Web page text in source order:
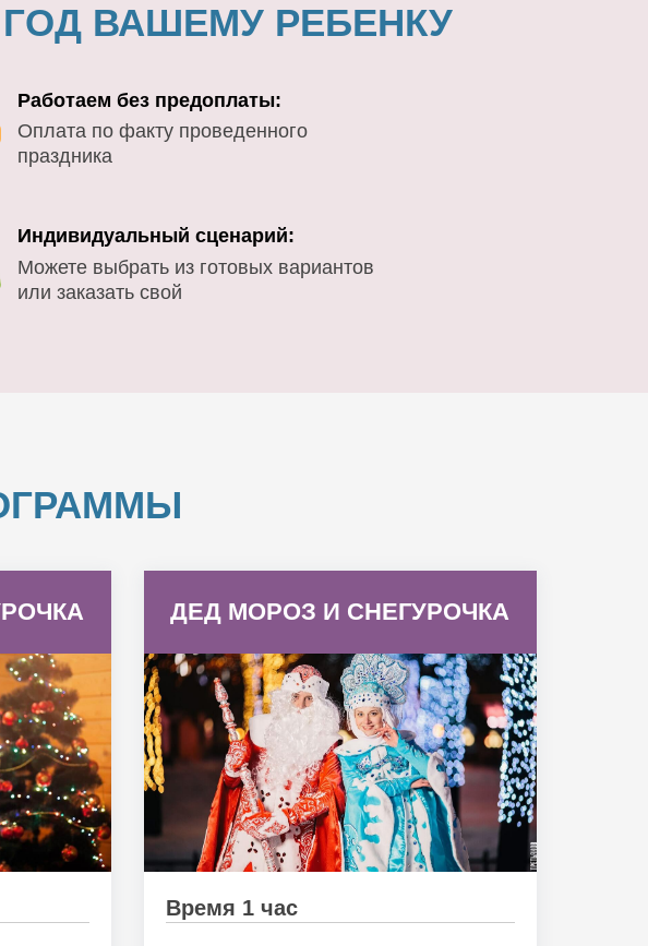
ВАШЕМУ РЕБЕНКУ
Работаем без предоплаты:
Оплата по факту проведенного
праздника
Индивидуальный сценарий:
Можете выбрать из готовых вариантов
или заказать свой
ДЕД МОРОЗ И СНЕГУРОЧКА
Время 1 час